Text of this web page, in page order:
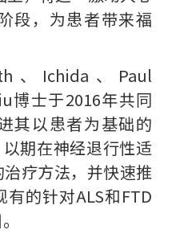
段，为患者带来福
、Ichida、Paul
博士于2016年共同
其以患者为基础的
期在神经退行性适
疗方法，并快速推
的针对ALS和FTD